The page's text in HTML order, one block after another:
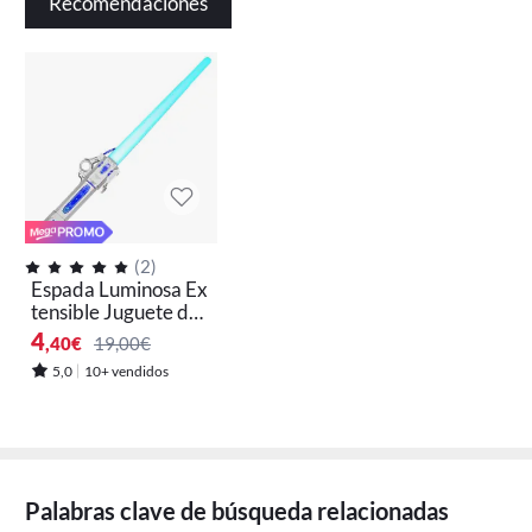
【Material de seguridad e instrucciones de
(2)
Espada Luminosa Ex
tensible Juguete de
Sabre de Luz con Ef
ectos de Sonido Sens
or de Movimiento
4,40€ 19,00€
5,0 10+ vendidos
Palabras clave de búsqueda relacionadas